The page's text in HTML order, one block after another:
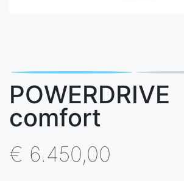
POWERDRIVE
comfort
€ 6.450,00